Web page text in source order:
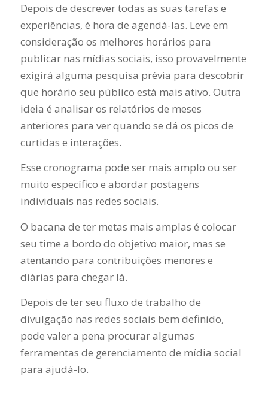
Depois de descrever todas as suas tarefas e
experiências, é hora de agendá-las. Leve em
consideração os melhores horários para
publicar nas mídias sociais, isso provavelmente
exigirá alguma pesquisa prévia para descobrir
que horário seu público está mais ativo. Outra
ideia é analisar os relatórios de meses
anteriores para ver quando se dá os picos de
curtidas e interações.
Esse cronograma pode ser mais amplo ou ser
muito específico e abordar postagens
individuais nas redes sociais.
O bacana de ter metas mais amplas é colocar
seu time a bordo do objetivo maior, mas se
atentando para contribuições menores e
diárias para chegar lá.
Depois de ter seu fluxo de trabalho de
divulgação nas redes sociais bem definido,
pode valer a pena procurar algumas
ferramentas de gerenciamento de mídia social
para ajudá-lo.